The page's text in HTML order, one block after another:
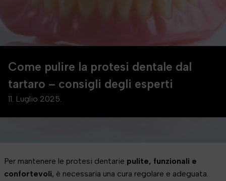
Come pulire la protesi dentale dal
tartaro – consigli degli esperti
11. Luglio 2025.
Per mantenere le protesi dentarie pulite, funzionali e
confortevoli, è necessaria una cura regolare e adeguata.